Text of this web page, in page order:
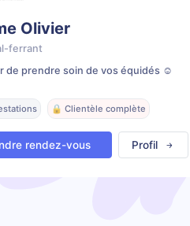
Olivier
ferrant
de prendre soin de vos équidés ☺️
🔒 Clientèle complète
rendez-vous Profil